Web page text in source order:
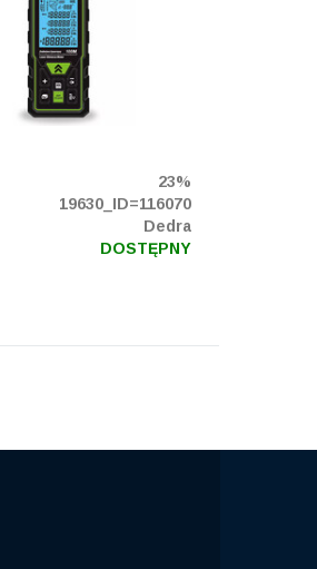
23%
19630_ID=116070
Dedra
DOSTĘPNY